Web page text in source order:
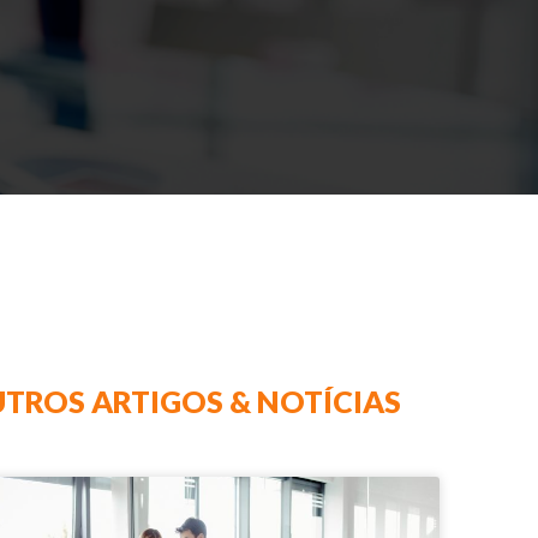
ARTIGOS & NOTÍCIAS